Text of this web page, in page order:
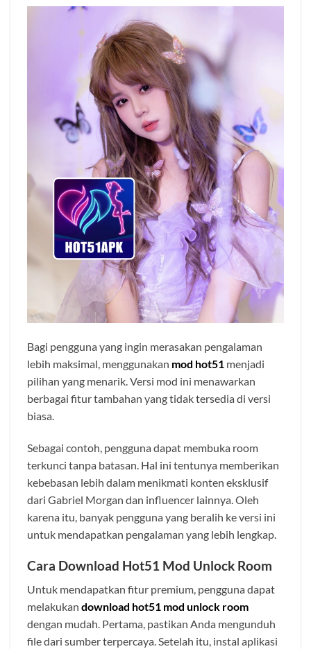
Bagi pengguna yang ingin merasakan pengalaman
lebih maksimal, menggunakan mod hot51 menjadi
pilihan yang menarik. Versi mod ini menawarkan
berbagai fitur tambahan yang tidak tersedia di versi
biasa.
Sebagai contoh, pengguna dapat membuka room
terkunci tanpa batasan. Hal ini tentunya memberikan
kebebasan lebih dalam menikmati konten eksklusif
dari Gabriel Morgan dan influencer lainnya. Oleh
karena itu, banyak pengguna yang beralih ke versi ini
untuk mendapatkan pengalaman yang lebih lengkap.
Cara Download Hot51 Mod Unlock Room
Untuk mendapatkan fitur premium, pengguna dapat
melakukan download hot51 mod unlock room
dengan mudah. Pertama, pastikan Anda mengunduh
file dari sumber terpercaya. Setelah itu, instal aplikasi